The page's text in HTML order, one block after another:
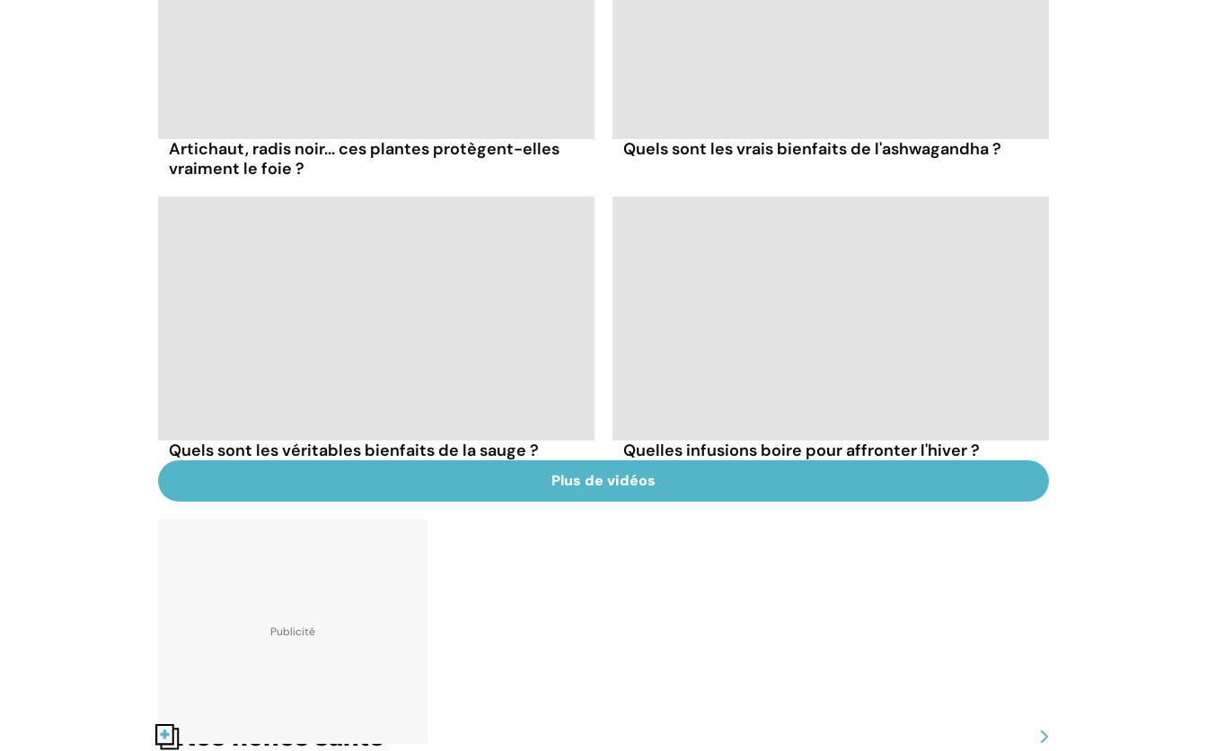
Artichaut, radis noir... ces plantes protègent-elles
vraiment le foie ?
Quels sont les vrais bienfaits de l'ashwagandha ?
Quels sont les véritables bienfaits de la sauge ? Quelles infusions boire pour affronter l'hiver ?
Plus de vidéos
Nos fiches santé